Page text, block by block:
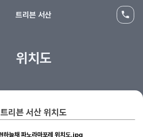
트리븐 서산
위치도
트리븐 서산 위치도